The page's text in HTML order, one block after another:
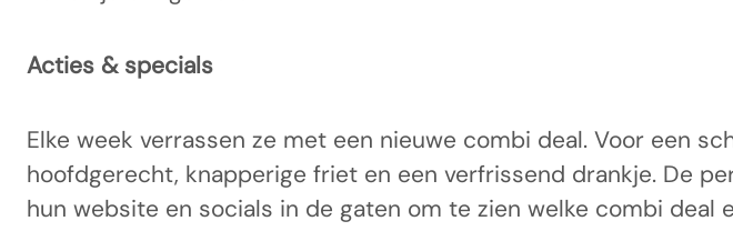
Acties & specials
Elke week verrassen ze met een nieuwe combi deal. Voor een
hoofdgerecht, knapperige friet en een verfrissend drankje. De
hun website en socials in de gaten om te zien welke combi deal